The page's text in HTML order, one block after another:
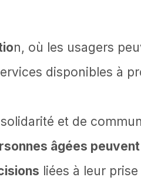
n, où les usagers
disponibles à
et de
âgées
liées à leur